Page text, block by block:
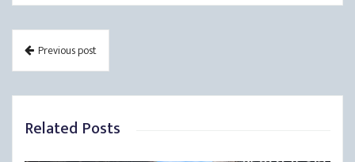
Previous post
Related Posts